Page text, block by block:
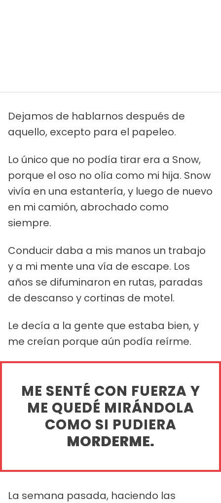
Dejamos de hablarnos después de
aquello, excepto para el papeleo.
Lo único que no podía tirar era a Snow,
porque el oso no olía como mi hija. Snow
vivía en una estantería, y luego de nuevo
en mi camión, abrochado como
siempre.
Conducir daba a mis manos un trabajo
y a mi mente una vía de escape. Los
años se difuminaron en rutas, paradas
de descanso y cortinas de motel.
Le decía a la gente que estaba bien, y
me creían porque aún podía reírme.
ME SENTÉ CON FUERZA Y
ME QUEDÉ MIRÁNDOLA
COMO SI PUDIERA
MORDERME.
La semana pasada, haciendo las